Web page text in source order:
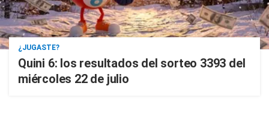
¿JUGASTE?
Quini 6: los resultados del sorteo 3393 del
miércoles 22 de julio